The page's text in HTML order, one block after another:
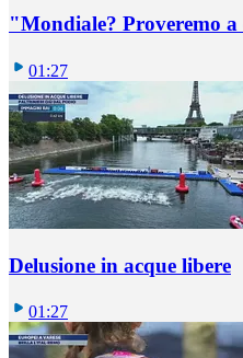
"Mondiale? Proveremo
01:27
Delusione in acque libere
01:27